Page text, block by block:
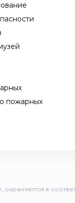
пожарных
в